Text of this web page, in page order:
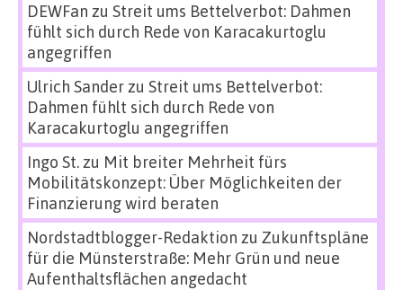
DEWFan zu Streit ums Bettelverbot: Dahmen
fühlt sich durch Rede von Karacakurtoglu
angegriffen
Ulrich Sanderzu Streit ums Bettelverbot:
Dahmen fühlt sich durch Rede von
Karacakurtoglu angegriffen
Ingo St.zu Mit breiter Mehrheit fürs
Mobilitätskonzept: Über Möglichkeiten der
Finanzierung wird beraten
Nordstadtblogger-Redaktion zu Zukunftspläne
für die Münsterstraße: Mehr Grün und neue
Aufenthaltsflächen angedacht